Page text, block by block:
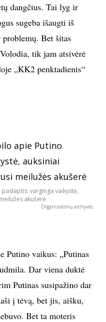
dangčius. Tai lyg ir
sugeba išaugti iš
Bet šitas
tik jam atsivėrė
„KK2 penktadienis“
varginga vaikystė,
akušerė
Organizatorių archyvas
Putino vaikus: „Putinas
Dar viena duktė
Putinas susipažino dar
į tėvą, bet jis, aišku,
Bet ta moteris